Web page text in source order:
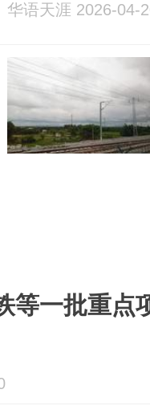
华语天涯 2026-04-
等一批重点